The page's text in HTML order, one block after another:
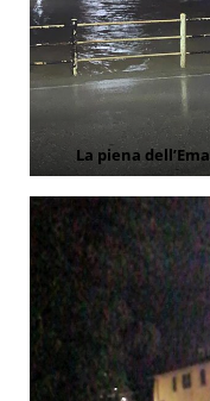
La piena dell’Ema